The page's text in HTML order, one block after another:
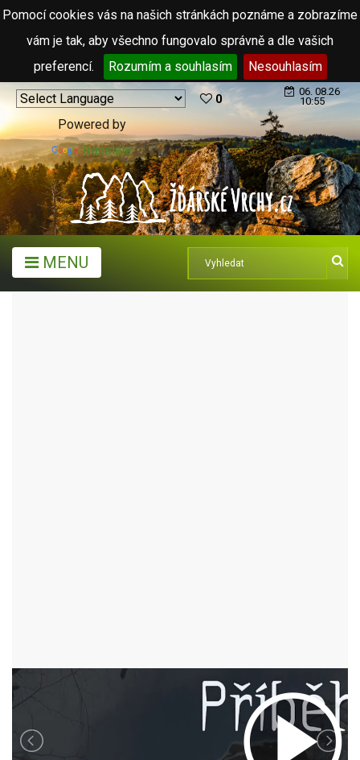
Pomocí cookies vás na našich stránkách poznáme a zobrazíme
vám je tak, aby všechno fungovalo správně a dle vašich
preferencí.
Rozumím a souhlasím Nesouhlasím
Powered by
Translate
0
06. 08.26
10:55
MENU